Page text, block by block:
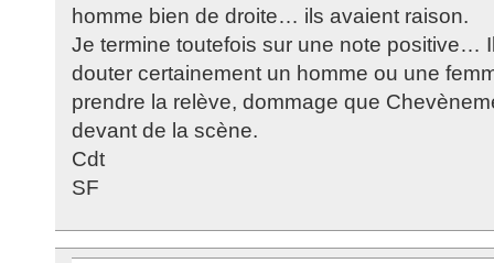
homme bien de droite… ils avaient raison.
Je termine toutefois sur une note positive…
douter certainement un homme ou une
prendre la relève, dommage que
devant de la scène.
Cdt
SF